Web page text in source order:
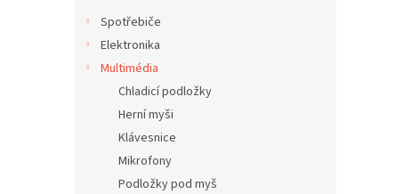
Spotřebiče
Elektronika
Multimédia
Chladicí podložky
Herní myši
Klávesnice
Mikrofony
Podložky pod myš